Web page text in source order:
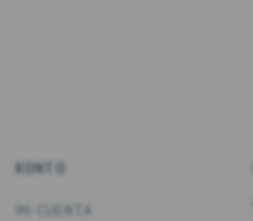
KONTO
MI CUENTA